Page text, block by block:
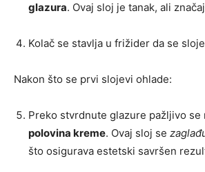
glazura. Ovaj sloj je tanak, ali
Kolač se stavlja u frižider da se
Nakon što se prvi slojevi ohlade:
Preko stvrdnute glazure pažljivo se
polovina kreme. Ovaj sloj se
što osigurava estetski savršen